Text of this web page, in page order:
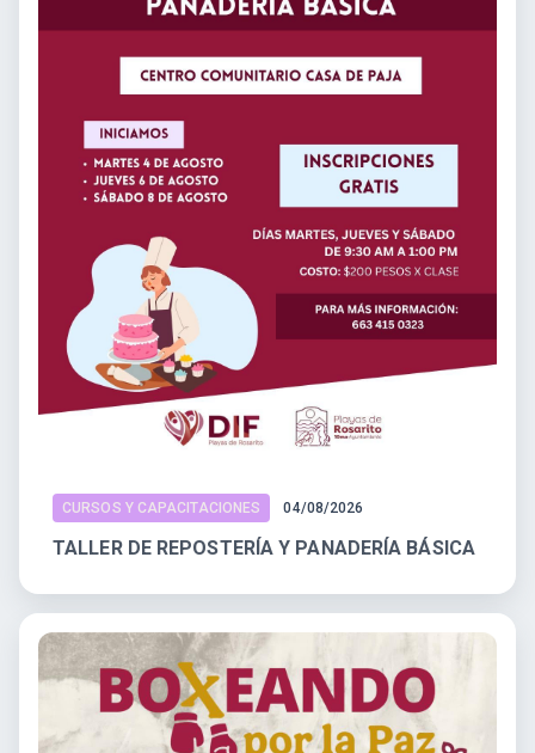
CURSOS Y CAPACITACIONES 04/08/2026
TALLER DE REPOSTERÍA Y PANADERÍA BÁSICA